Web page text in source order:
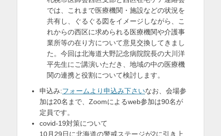
では、これまで医療機関・施設などの状況を
共有し、ぐるぐる図をイメージしながら、こ
れからの西区に求められる医療機関や介護事
業所等の在り方について意見交換してきまし
た。今回は北海道大野記念病院院長の大川洋
平先生にご講演いただき、地域の中の医療機
関の連携と役割について検討します。
申込み:フォームより申込み下さいなお、会場参
加は20名まで、Zoomによるweb参加は90名が
定員です。
covid-19対策について
10月29日に北海道の警戒ステージが2に引き上